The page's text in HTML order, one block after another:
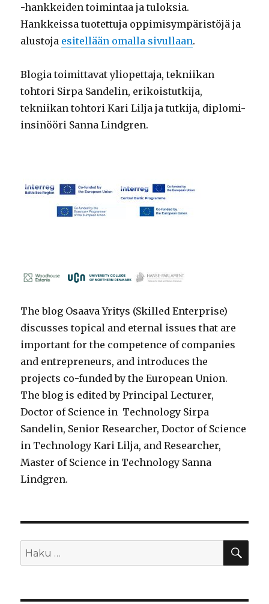
-hankkeiden toimintaa ja tuloksia.
Hankkeissa tuotettuja oppimisympäristöjä ja
alustoja esitellään omalla sivullaan.
Blogia toimittavat yliopettaja, tekniikan
tohtori Sirpa Sandelin, erikoistutkija,
tekniikan tohtori Kari Lilja ja tutkija, diplomi-
insinööri Sanna Lindgren.
The blog Osaava Yritys (Skilled Enterprise)
discusses topical and eternal issues that are
important for the competence of companies
and entrepreneurs, and introduces the
projects co-funded by the European Union.
The blog is edited by Principal Lecturer,
Doctor of Science in Technology Sirpa
Sandelin, Senior Researcher, Doctor of Science
in Technology Kari Lilja, and Researcher,
Master of Science in Technology Sanna
Lindgren.
Etsi: